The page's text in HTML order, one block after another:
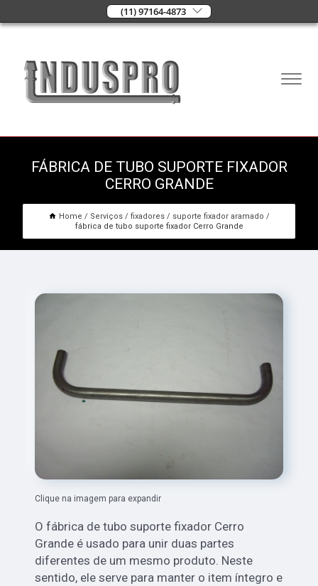
(11) 97164-4873
FÁBRICA DE TUBO SUPORTE FIXADOR
CERRO GRANDE
Home Serviços fixadores
suporte fixador aramado
fábrica de tubo suporte fixador Cerro Grande
Clique na imagem para expandir
O fábrica de tubo suporte fixador Cerro
Grande é usado para unir duas partes
diferentes de um mesmo produto. Neste
sentido, ele serve para manter o item íntegro e